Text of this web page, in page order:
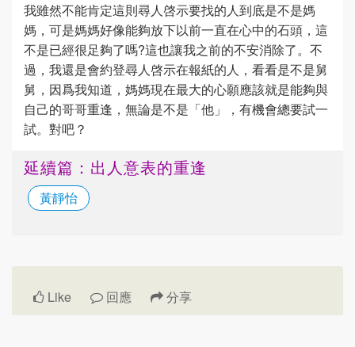
我雖然不能肯定這則尋人啓示要找的人到底是不是媽
媽，可是媽媽好像能夠放下以前一直在心中的石頭，這
不是已經很足夠了嗎?這也讓我之前的不安消除了。不
過，我還是會約登尋人啓示在報紙的人，看看是不是舅
舅，因爲我知道，媽媽現在最大的心願應該就是能夠與
自己的哥哥重逢，無論是不是「他」，有機會總要試一
試。對吧？
延續篇：出人意表的重逢
黃靜怡
Like 回應 分享